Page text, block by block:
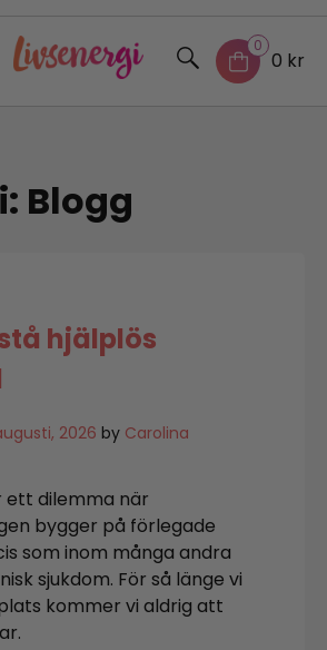
0
0 kr
Blogg
hjälplös
2026 by Carolina
ett dilemma när
bygger på förlegade
som inom många andra
sjukdom. För så länge vi
kommer vi aldrig att